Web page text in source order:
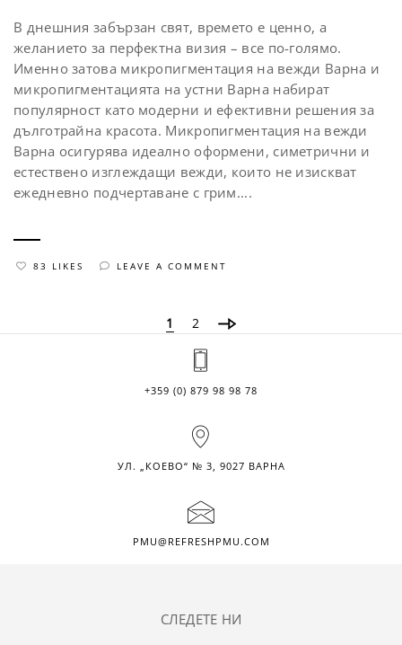
В днешния забързан свят, времето е ценно, а
желанието за перфектна визия – все по-голямо.
Именно затова микропигментация на вежди Варна и
микропигментацията на устни Варна набират
популярност като модерни и ефективни решения за
дълготрайна красота. Микропигментация на вежди
Варна осигурява идеално оформени, симетрични и
естествено изглеждащи вежди, които не изискват
ежедневно подчертаване с грим....
83 LIKES LEAVE A COMMENT
1 2
+359 (0) 879 98 98 78
УЛ. „КОЕВО“ № 3, 9027 ВАРНА
PMU@REFRESHPMU.COM
СЛЕДЕТЕ НИ